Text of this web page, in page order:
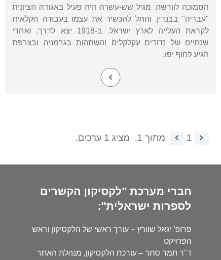
הסמוכה לוורשה. מגיל שש-עשרה היה פעיל באגודה הציונית
"עבריה" בבנדין, והחל להכשיר את עצמו בעבודה חקלאית
לקראת העלייה לארץ ישראל. ב-1918 יצא לדרך, ואחרי
שנתיים של נדודים עקלקלים והשתהות בגרמניה ובצרפת
הגיע לחוף יפו.
1 מתוך 1. מציג 1 ערכים.
חברי מערכת "לקסיקון הקשרים
לספרות ישראלית":
פרופ' יגאל שוורץ – עורך ראשי של הלקסיקון וראש
הפרויקט
ד"ר תמר סתר – עורכת הלקסיקון, מנהלת האתר